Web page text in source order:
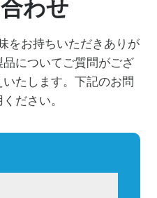
をお持ちいただきありが
についてご質問がござ
たします。下記のお問
ださい。